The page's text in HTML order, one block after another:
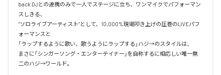
back DJとの連携のみで一人でステージに立ち、ワンマイクでパフォーマン
スしきる、
“ソロライブアーティスト”として、10,000%現場叩き上げの圧巻のLIVEパフ
ォーマンスと
「ラップするように歌い、歌うようにラップする」ハジ→のスタイルは、
まさに「シンガーソング・エンターテイナー」を自称するに相応しい唯一無
二のハジ→ワールド。